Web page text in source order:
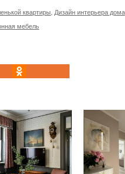
квартиры Дизайн интерьера дома
мебель